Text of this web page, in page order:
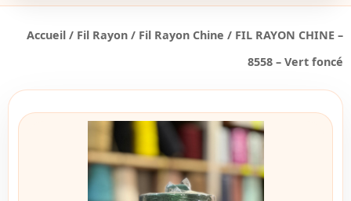
Accueil / Fil Rayon / Fil Rayon Chine / FIL RAYON CHINE –
8558 – Vert foncé